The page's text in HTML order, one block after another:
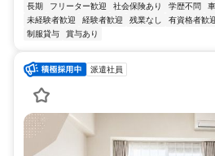
長期
フリーター歓迎 社会保険あり 学歴不問
未経験者歓迎
経験者歓迎 残業なし 有資格者歓
制服貸与
賞与あり
派遣社員